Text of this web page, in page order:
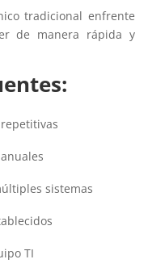
tradicional enfrente
de manera rápida y
sistemas
TI